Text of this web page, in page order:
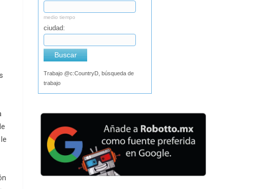
medio tiempo
ciudad:
Buscar
Trabajo @c:CountryD, búsqueda de
trabajo